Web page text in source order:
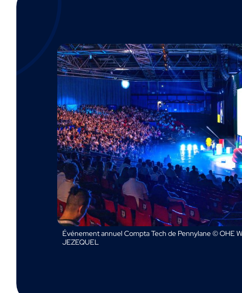
Événement annuel Compta Tech de Pennylane © OHE
JEZEQUEL